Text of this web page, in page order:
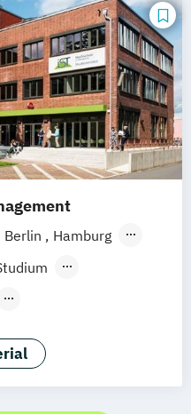
Berlin
Hamburg
am Main
(dual)